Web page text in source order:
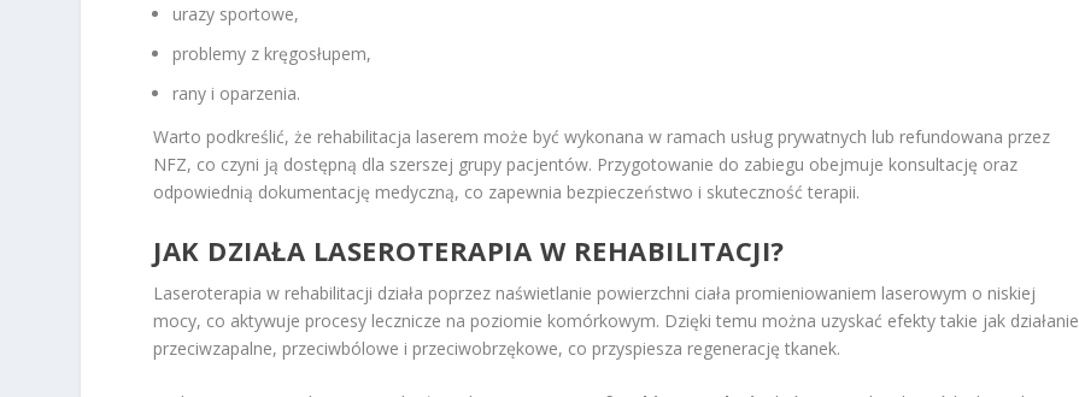
urazy sportowe,
problemy z kręgosłupem,
rany i oparzenia.
Warto podkreślić, że rehabilitacja laserem może być wykonana w ramach usług prywatnych lub refundowana przez
NFZ, co czyni ją dostępną dla szerszej grupy pacjentów. Przygotowanie do zabiegu obejmuje konsultację oraz
odpowiednią dokumentację medyczną, co zapewnia bezpieczeństwo i skuteczność terapii.
JAK DZIAŁA LASEROTERAPIA W REHABILITACJI?
Laseroterapia w rehabilitacji działa poprzez naświetlanie powierzchni ciała promieniowaniem laserowym o niskiej
mocy, co aktywuje procesy lecznicze na poziomie komórkowym. Dzięki temu można uzyskać efekty takie jak działanie
przeciwzapalne, przeciwbólowe i przeciwobrzękowe, co przyspiesza regenerację tkanek.